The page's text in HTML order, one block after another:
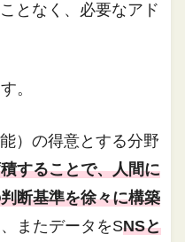
となく、必要なアド
。
）の得意とする分野
することで、人間に
断基準を徐々に構築
またデータをSNSと